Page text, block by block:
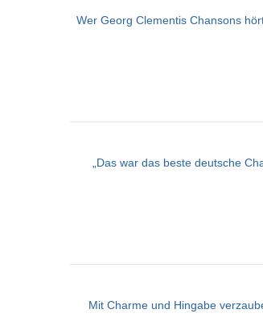
Wer Georg Clementis Chansons
„Das war das beste deutsche
Mit Charme und Hingabe